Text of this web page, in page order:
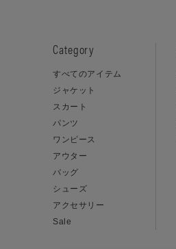
Category
すべてのアイテム
ジャケット
スカート
パンツ
ワンピース
アウター
バッグ
シューズ
アクセサリー
Sale